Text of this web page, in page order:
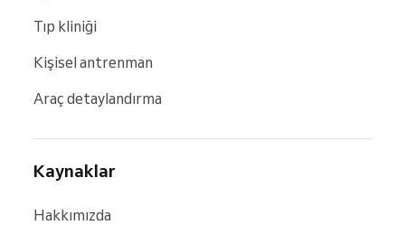
Tıp kliniği
Kişisel antrenman
Araç detaylandırma
Kaynaklar
Hakkımızda